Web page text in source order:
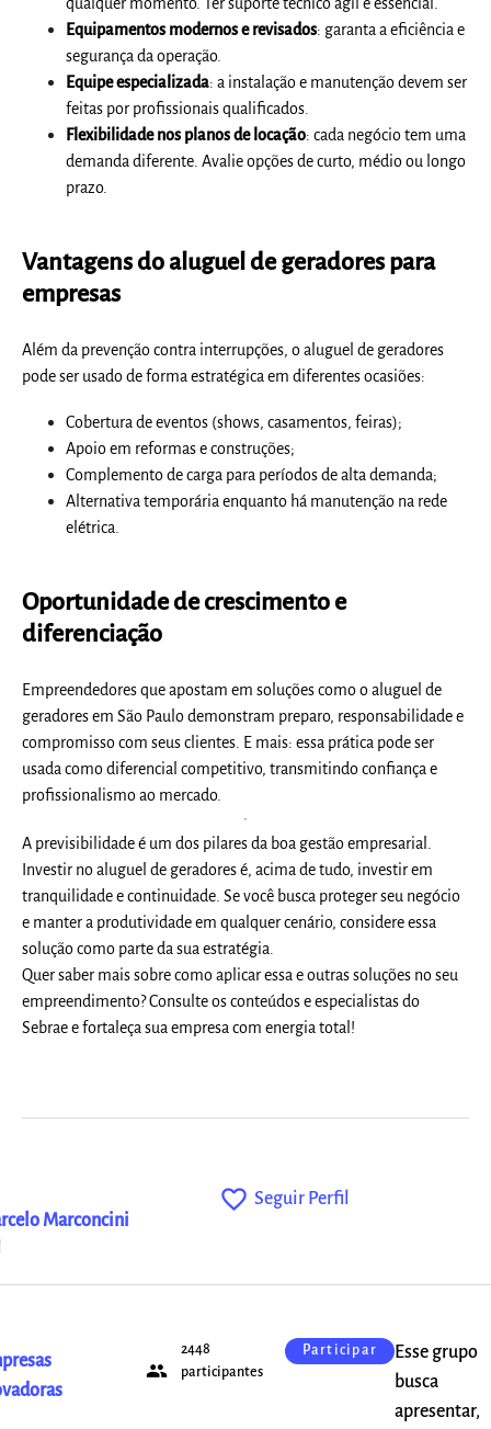
Equipamentos modernos e revisados: garanta a eficiência e
segurança da operação.
Equipe especializada: a instalação e manutenção devem ser
feitas por profissionais qualificados.
Flexibilidade nos planos de locação: cada negócio tem uma
demanda diferente. Avalie opções de curto, médio ou longo
prazo.
Vantagens do aluguel de geradores para
empresas
Além da prevenção contra interrupções, o aluguel de geradores
pode ser usado de forma estratégica em diferentes ocasiões:
Cobertura de eventos (shows, casamentos, feiras);
Apoio em reformas e construções;
Complemento de carga para períodos de alta demanda;
Alternativa temporária enquanto há manutenção na rede
elétrica.
Oportunidade de crescimento e
diferenciação
Empreendedores que apostam em soluções como oaluguel de
geradores em São Paulodemonstram preparo, responsabilidade e
compromisso com seus clientes. E mais: essa prática pode ser
usada como diferencial competitivo, transmitindo confiança e
profissionalismo ao mercado.
A previsibilidade é um dos pilares da boa gestão empresarial.
Investir no aluguel de geradores é, acima de tudo, investir em
tranquilidade e continuidade. Se você busca proteger seu negócio
e manter a produtividade em qualquer cenário, considere essa
solução como parte da sua estratégia.
Quer saber mais sobre como aplicar essa e outras soluções no seu
empreendimento? Consulte os conteúdos e especialistas do
Sebrae e fortaleça sua empresa com energia total!
Marconcini
favorite_outline Seguir Perfil
people
2448
participantes
Participar
Esse grupo
busca
apresentar,